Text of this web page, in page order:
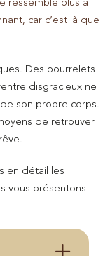
car c’est là que
Des bourrelets
disgracieux ne
son propre corps.
de retrouver
en détail les
vous présentons